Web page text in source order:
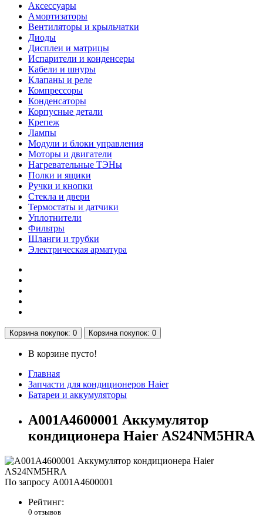
Аксессуары
Амортизаторы
Вентиляторы и крыльчатки
Диоды
Дисплеи и матрицы
Испарители и конденсеры
Кабели и шнуры
Клапаны и реле
Компрессоры
Конденсаторы
Корпусные детали
Крепеж
Лампы
Модули и блоки управления
Моторы и двигатели
Нагревательные ТЭНы
Полки и ящики
Ручки и кнопки
Стекла и двери
Термостаты и датчики
Уплотнители
Фильтры
Шланги и трубки
Электрическая арматура
Корзинапокупок: 0 Корзинапокупок: 0
В корзине пусто!
Главная
Запчасти для кондиционеров Haier
Батареи и аккумуляторы
A001A4600001 Аккумулятор
кондиционера Haier AS24NM5HRA
По запросу A001A4600001
Рейтинг:
0 отзывов